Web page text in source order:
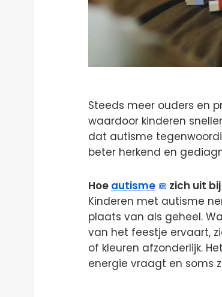
Steeds meer ouders en
waardoor kinderen
dat autisme
beter herkend en
Hoe autisme
zich uit
Kinderen met autisme
plaats van als geheel.
van het feestje ervaart,
of kleuren afzonderlijk.
energie vraagt en soms